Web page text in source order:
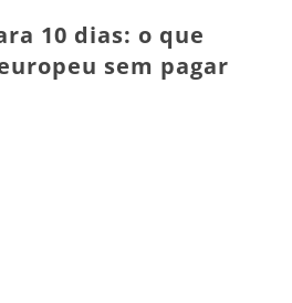
10 dias: o que
sem pagar